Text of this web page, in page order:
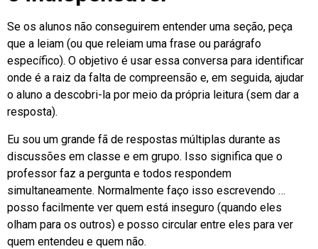
Se os alunos não conseguirem entender uma seção, peça
que a leiam (ou que releiam uma frase ou parágrafo
específico). O objetivo é usar essa conversa para identificar
onde é a raiz da falta de compreensão e, em seguida, ajudar
o aluno a descobri-la por meio da própria leitura (sem dar a
resposta).
Eu sou um grande fã de respostas múltiplas durante as
discussões em classe e em grupo. Isso significa que o
professor faz a pergunta e todos respondem
simultaneamente. Normalmente faço isso escrevendo …
posso facilmente ver quem está inseguro (quando eles
olham para os outros) e posso circular entre eles para ver
quem entendeu e quem não.